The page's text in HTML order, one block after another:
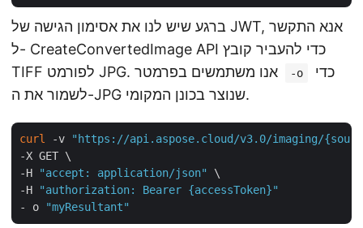
ברגע שיש לנו את אסימון הגישה של JWT, אנא התקשר
ל- CreateConvertedImage API כדי להעביר קובץ
-o
לשמור את ה-JPG שנוצר בכונן המקומי.
curl -v
"https://api.aspose.cloud/v3.0/imaging/
-X GET \
-H
"accept: application/json"
\
-H
"authorization: Bearer {accessToken}"
- o
"myResultant"